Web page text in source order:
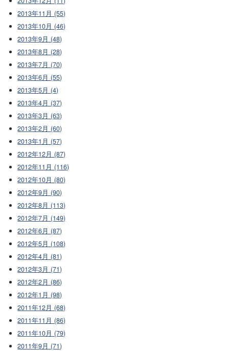
2013年11月 (55)
2013年10月 (46)
2013年9月 (48)
2013年8月 (28)
2013年7月 (70)
2013年6月 (55)
2013年5月 (4)
2013年4月 (37)
2013年3月 (63)
2013年2月 (60)
2013年1月 (57)
2012年12月 (87)
2012年11月 (116)
2012年10月 (80)
2012年9月 (90)
2012年8月 (113)
2012年7月 (149)
2012年6月 (87)
2012年5月 (108)
2012年4月 (81)
2012年3月 (71)
2012年2月 (86)
2012年1月 (98)
2011年12月 (68)
2011年11月 (86)
2011年10月 (79)
2011年9月 (71)